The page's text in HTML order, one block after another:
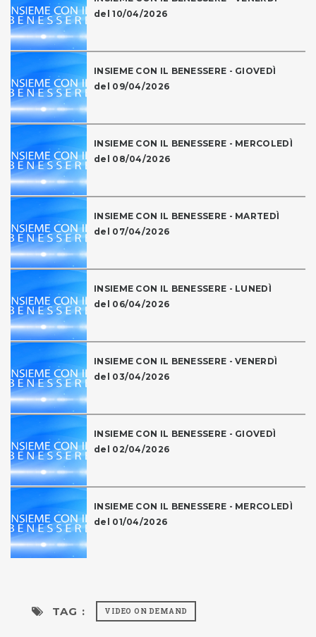
del 10/04/2026
INSIEME CON IL BENESSERE - GIOVEDÌ
del 09/04/2026
INSIEME CON IL BENESSERE - MERCOLEDÌ
del 08/04/2026
INSIEME CON IL BENESSERE - MARTEDÌ
del 07/04/2026
INSIEME CON IL BENESSERE - LUNEDÌ
del 06/04/2026
INSIEME CON IL BENESSERE - VENERDÌ
del 03/04/2026
INSIEME CON IL BENESSERE - GIOVEDÌ
del 02/04/2026
INSIEME CON IL BENESSERE - MERCOLEDÌ
del 01/04/2026
TAG : VIDEO ON DEMAND